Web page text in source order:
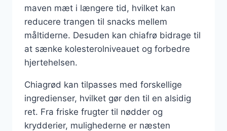
maven mæt i længere tid, hvilket kan
reducere trangen til snacks mellem
måltiderne. Desuden kan chiafrø bidrage til
at sænke kolesterolniveauet og forbedre
hjertehelsen.
Chiagrød kan tilpasses med forskellige
ingredienser, hvilket gør den til en alsidig
ret. Fra friske frugter til nødder og
krydderier, mulighederne er næsten